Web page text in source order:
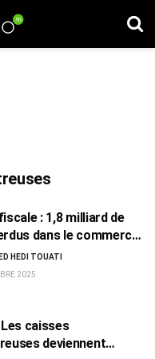
: 1,8 milliard de
dans le commerce
alcoolisées en
HEDI TOUATI
2025
caisses
deviennent